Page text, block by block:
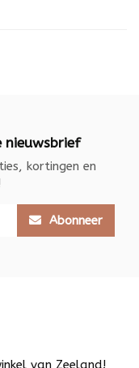
kortingen en
Abonneer
van Zeeland!